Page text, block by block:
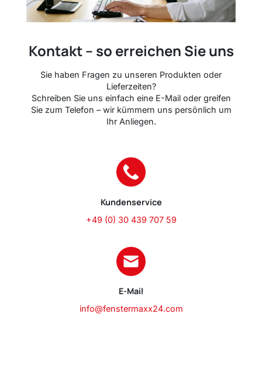
Kontakt – so erreichen Sie uns
Sie haben Fragen zu unseren Produkten oder
Lieferzeiten?
Schreiben Sie uns einfach eine E-Mail oder greifen
Sie zum Telefon – wir kümmern uns persönlich um
Ihr Anliegen.
Kundenservice
+49 (0) 30 439 707 59
E-Mail
info@fenstermaxx24.com